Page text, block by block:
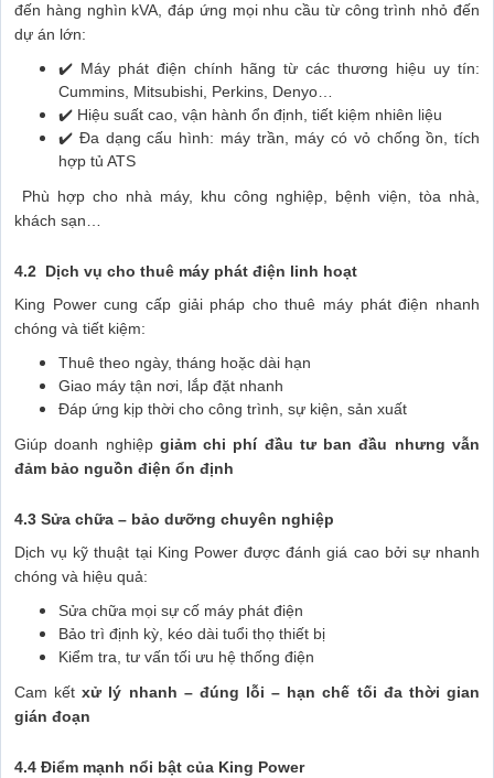
đến hàng nghìn kVA, đáp ứng mọi nhu cầu từ công trình nhỏ đến
dự án lớn:
✔️ Máy phát điện chính hãng từ các thương hiệu uy tín:
Cummins, Mitsubishi, Perkins, Denyo…
✔️ Hiệu suất cao, vận hành ổn định, tiết kiệm nhiên liệu
✔️ Đa dạng cấu hình: máy trần, máy có vỏ chống ồn, tích
hợp tủ ATS
Phù hợp cho nhà máy, khu công nghiệp, bệnh viện, tòa nhà,
khách sạn…
4.2 Dịch vụ cho thuê máy phát điện linh hoạt
King Power cung cấp giải pháp cho thuê máy phát điện nhanh
chóng và tiết kiệm:
Thuê theo ngày, tháng hoặc dài hạn
Giao máy tận nơi, lắp đặt nhanh
Đáp ứng kịp thời cho công trình, sự kiện, sản xuất
Giúp doanh nghiệp giảm chi phí đầu tư ban đầu nhưng vẫn
đảm bảo nguồn điện ổn định
4.3 Sửa chữa – bảo dưỡng chuyên nghiệp
Dịch vụ kỹ thuật tại King Power được đánh giá cao bởi sự nhanh
chóng và hiệu quả:
Sửa chữa mọi sự cố máy phát điện
Bảo trì định kỳ, kéo dài tuổi thọ thiết bị
Kiểm tra, tư vấn tối ưu hệ thống điện
Cam kếtxử lý nhanh – đúng lỗi – hạn chế tối đa thời gian
gián đoạn
4.4 Điểm mạnh nổi bật của King Power